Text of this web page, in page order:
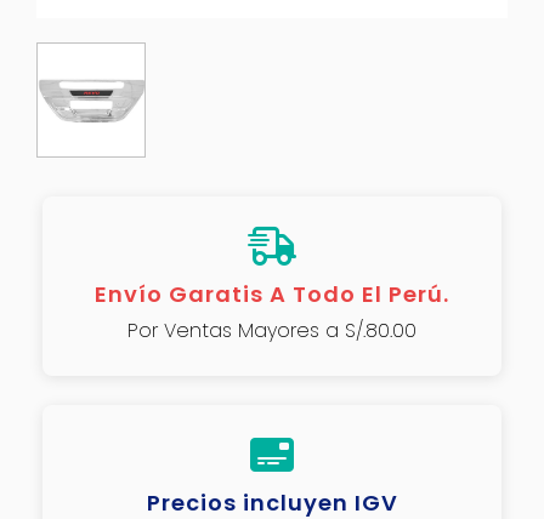
Envío Garatis A Todo El Perú.
Por Ventas Mayores a S/.80.00
Precios incluyen IGV